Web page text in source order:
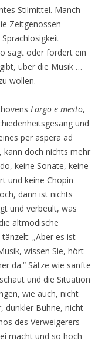
Stilmittel. Manch
Zeitgenossen
sagt oder fordert ein
über die Musik …
wollen.
Largo e mesto,
und
per aspera ad
kann doch nichts mehr
keine Sonate, keine
und keine Chopin-
dann ist nichts
und verbeult, was
altmodische
„Aber es ist
wissen Sie, hört
da.“ Sätze wie sanfte
und die Situation
wie auch, nicht
dunkler Bühne, nicht
des Verweigerers
macht und so hoch